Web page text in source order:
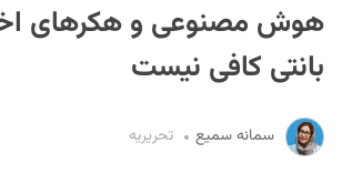
هوش مصنوعی و هکرهای
بانتی کافی نیست
سمانه سمیع تحریریه